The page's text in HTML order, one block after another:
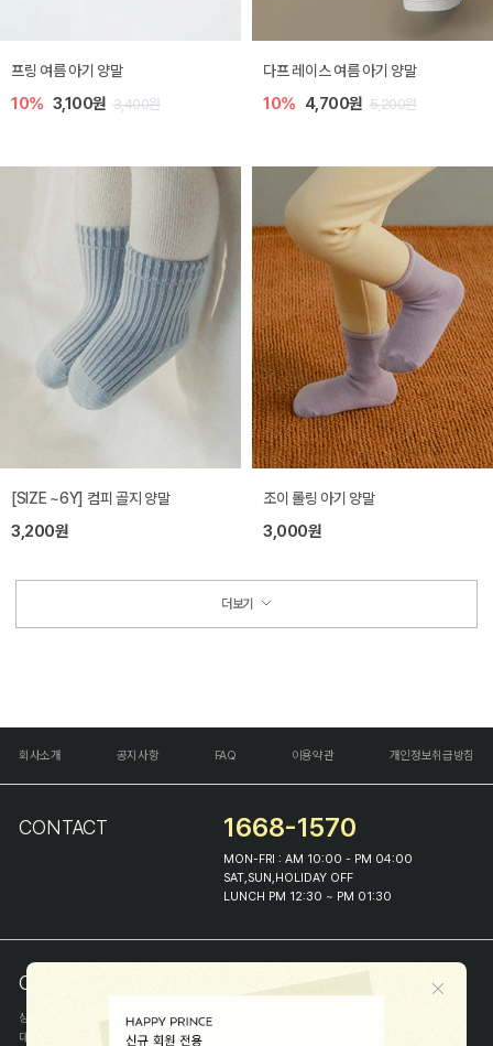
프링 여름 아기 양말
10% 3,100원 3,400원
다프 레이스 여름 아기 양말
10% 4,700원 5,200원
[SIZE ~6Y] 컴피 골지 양말
3,200원
조이 롤링 아기 양말
3,000원
더보기
회사소개 공지사항 FAQ 이용약관 개인정보취급방침
CONTACT 1668-1570
MON-FRI : AM 10:00 - PM 04:00
SAT,SUN,HOLIDAY OFF
LUNCH PM 12:30 ~ PM 01:30
COMPANY INFO
상호
(주)해피프린스
대표
이화진